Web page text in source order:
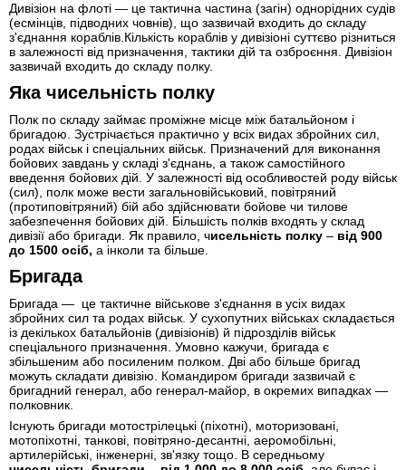
Дивізіон на флоті — це тактична частина (загін) однорідних судів
(есмінців, підводних човнів), що зазвичай входить до складу
з'єднання кораблів.Кількість кораблів у дивізіоні суттєво різниться
в залежності від призначення, тактики дій та озброєння. Дивізіон
зазвичай входить до складу полку.
Яка чисельність полку
Полк по складу займає проміжне місце між батальйоном і
бригадою. Зустрічається практично у всіх видах збройних сил,
родах військ і спеціальних військ. Призначений для виконання
бойових завдань у складі з'єднань, а також самостійного
введення бойових дій. У залежності від особливостей роду військ
(сил), полк може вести загальновійськовий, повітряний
(протиповітряний) бій або здійснювати бойове чи тилове
забезпечення бойових дій. Більшість полків входять у склад
дивізії або бригади. Як правило, чисельність полку – від 900
до 1500 осіб, а інколи та більше.
Бригада
Бригада — це тактичне військове з'єднання в усіх видах
збройних сил та родах військ. У сухопутних військах складається
із декількох батальйонів (дивізіонів) й підрозділів військ
спеціального призначення. Умовно кажучи, бригада є
збільшеним або посиленим полком. Дві або більше бригад
можуть складати дивізію. Командиром бригади зазвичай є
бригадний генерал, або генерал-майор, в окремих випадках —
полковник.
Існують бригади мотострілецькі (піхотні), моторизовані,
мотопіхотні, танкові, повітряно-десантні, аеромобільні,
артилерійські, інженерні, зв'язку тощо. В середньому